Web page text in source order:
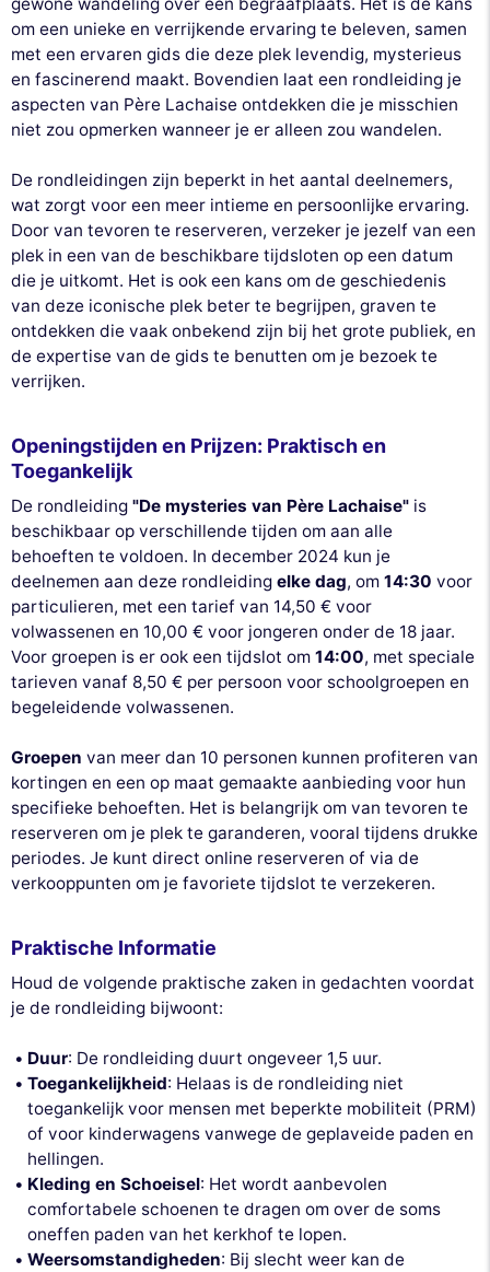
om een unieke en verrijkende ervaring te beleven, samen
met een ervaren gids die deze plek levendig, mysterieus
en fascinerend maakt. Bovendien laat een rondleiding je
aspecten van Père Lachaise ontdekken die je misschien
niet zou opmerken wanneer je er alleen zou wandelen.
De rondleidingen zijn beperkt in het aantal deelnemers,
wat zorgt voor een meer intieme en persoonlijke ervaring.
Door van tevoren te reserveren, verzeker je jezelf van een
plek in een van de beschikbare tijdsloten op een datum
die je uitkomt. Het is ook een kans om de geschiedenis
van deze iconische plek beter te begrijpen, graven te
ontdekken die vaak onbekend zijn bij het grote publiek, en
de expertise van de gids te benutten om je bezoek te
verrijken.
Openingstijden en Prijzen: Praktisch en
Toegankelijk
De rondleiding "De mysteries van Père Lachaise" is
beschikbaar op verschillende tijden om aan alle
behoeften te voldoen. In december 2024 kun je
deelnemen aan deze rondleiding elke dag, om 14:30 voor
particulieren, met een tarief van 14,50 € voor
volwassenen en 10,00 € voor jongeren onder de 18 jaar.
Voor groepen is er ook een tijdslot om 14:00, met speciale
tarieven vanaf 8,50 € per persoon voor schoolgroepen en
begeleidende volwassenen.
Groepen van meer dan 10 personen kunnen profiteren van
kortingen en een op maat gemaakte aanbieding voor hun
specifieke behoeften. Het is belangrijk om van tevoren te
reserveren om je plek te garanderen, vooral tijdens drukke
periodes. Je kunt direct online reserveren of via de
verkooppunten om je favoriete tijdslot te verzekeren.
Praktische Informatie
Houd de volgende praktische zaken in gedachten voordat
je de rondleiding bijwoont:
Duur: De rondleiding duurt ongeveer 1,5 uur.
Toegankelijkheid: Helaas is de rondleiding niet
toegankelijk voor mensen met beperkte mobiliteit (PRM)
of voor kinderwagens vanwege de geplaveide paden en
hellingen.
Kleding en Schoeisel: Het wordt aanbevolen
comfortabele schoenen te dragen om over de soms
oneffen paden van het kerkhof te lopen.
Weersomstandigheden: Bij slecht weer kan de